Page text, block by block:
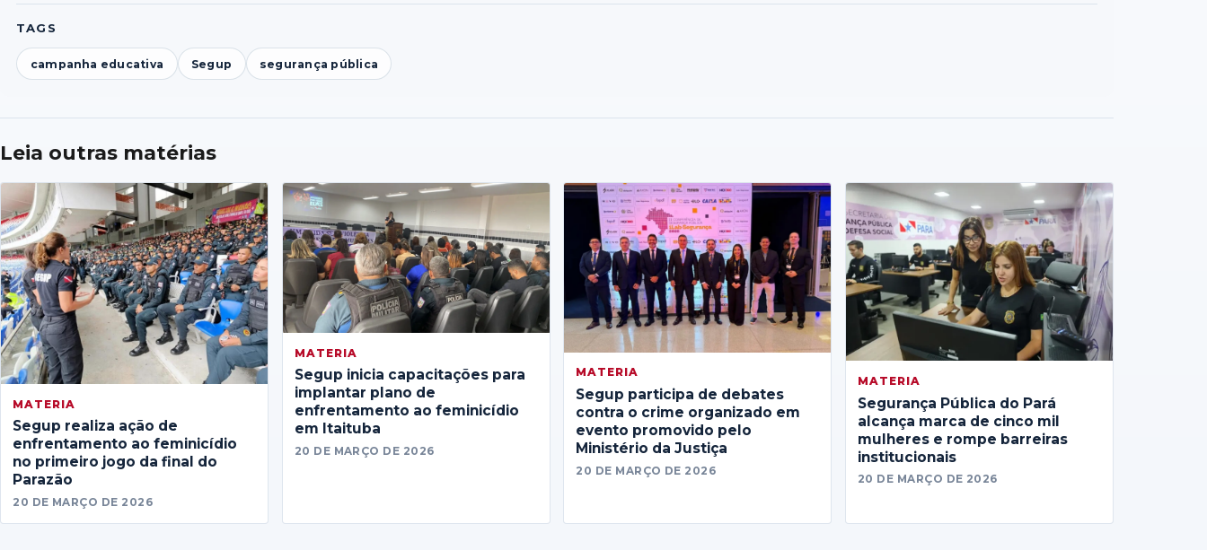
TAGS
campanha educativa Segup segurança pública
Leia outras matérias
MATERIA
Segup realiza ação de
enfrentamento ao feminicídio
no primeiro jogo da final do
Parazão
20 DE MARÇO DE 2026
MATERIA
Segup inicia capacitações para
implantar plano de
enfrentamento ao feminicídio
em Itaituba
20 DE MARÇO DE 2026
MATERIA
Segup participa de debates
contra o crime organizado em
evento promovido pelo
Ministério da Justiça
20 DE MARÇO DE 2026
MATERIA
Segurança Pública do Pará
alcança marca de cinco mil
mulheres e rompe barreiras
institucionais
20 DE MARÇO DE 2026